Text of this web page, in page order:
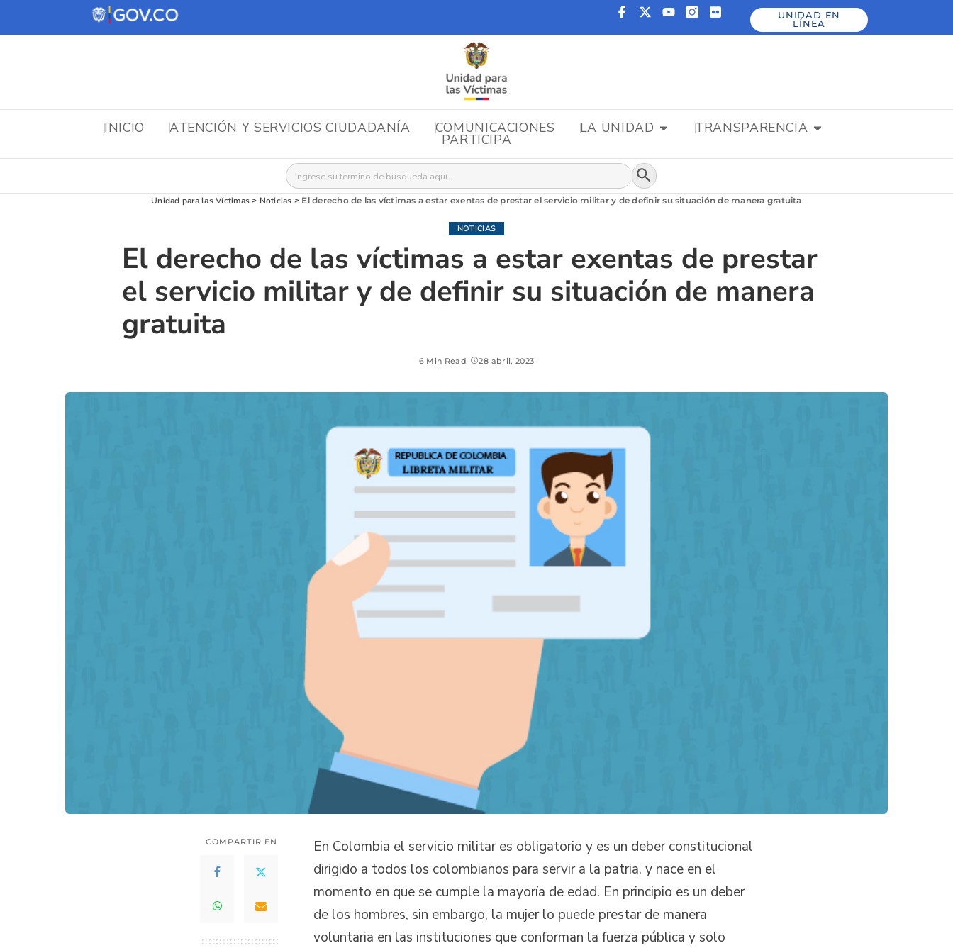
UNIDAD EN
LÍNEA
INICIO ATENCIÓN Y SERVICIOS CIUDADANÍA COMUNICACIONES LA UNIDAD TRANSPARENCIA
PARTICIPA
Buscar: Botón de búsqueda
Unidad para las Víctimas > Noticias > El derecho de las víctimas a estar exentas de prestar el servicio militar y de definir su situación de manera gratuita
NOTICIAS
El derecho de las víctimas a estar exentas de prestar
el servicio militar y de definir su situación de manera
gratuita
6 Min Read 28 abril, 2023
COMPARTIR EN
En Colombia el servicio militar es obligatorio y es un deber constitucional
dirigido a todos los colombianos para servir a la patria, y nace en el
momento en que se cumple la mayoría de edad. En principio es un deber
de los hombres, sin embargo, la mujer lo puede prestar de manera
voluntaria en las instituciones que conforman la fuerza pública y solo